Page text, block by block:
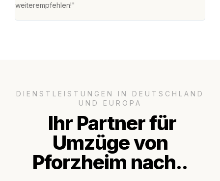
weiterempfehlen!"
DIENSTLEISTUNGEN IN DEUTSCHLAND
UND EUROPA
Ihr Partner für
Umzüge von
Pforzheim nach..